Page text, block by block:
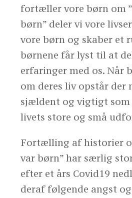
fortæller vore børn om
børn” deler vi vore
vore børn og skaber et
børnene får lyst til at
erfaringer med os.
om deres liv opstår der
sjældent og vigtigt som
livets store og små
Fortælling af historier
var børn” har særlig
efter et års Covid19
deraf følgende angst